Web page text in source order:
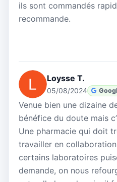
ils sont commandés
recommande.
Loysse T.
05/08/2024
Venue bien une dizaine
bénéfice du doute mais
Une pharmacie qui doit
travailler en
certains laboratoires
demande, on nous